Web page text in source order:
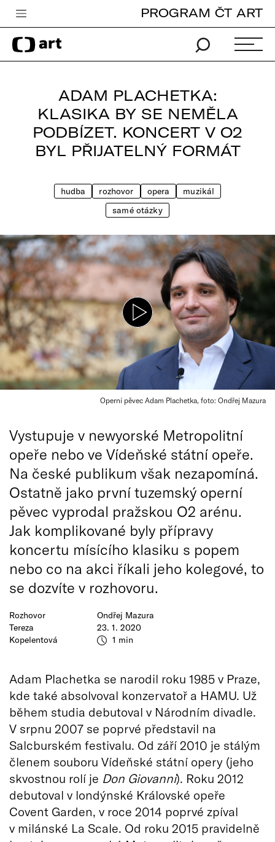
Česká televize
Zpravodajství
iVysílání
TV program
Pro děti
PROGRAM ČT ART
ADAM PLACHETKA:
KLASIKA BY SE NEMĚLA
PODBÍZET. KONCERT V O2
BYL PŘIJATELNÝ FORMÁT
hudba rozhovor opera
muzikál
samé otázky
Operní pěvec Adam Plachetka, foto: Ondřej Mazura
Rozhovor
Tereza
Kopelentová
Ondřej Mazura
23. 1. 2020
1 min
Vystupuje v newyorské Metropolitní
opeře nebo ve Vídeňské státní opeře.
Na české publikum však nezapomíná.
Ostatně jako první tuzemský operní
pěvec vyprodal pražskou O2 arénu.
Jak komplikované byly přípravy
koncertu mísícího klasiku s popem
nebo co na akci říkali jeho kolegové, to
se dozvíte v rozhovoru.
Adam Plachetka se narodil roku 1985 v Praze,
kde také absolvoval konzervatoř a HAMU. Už
během studia debutoval v Národním divadle.
V srpnu 2007 se poprvé představil na
Salcburském festivalu. Od září 2010 je stálým
členem souboru Vídeňské státní opery (jeho
skvostnou rolí je Don Giovanni). Roku 2012
debutoval v londýnské Královské opeře
Covent Garden, v roce 2014 poprvé zpíval
v milánské La Scale. Od roku 2015 pravidelně